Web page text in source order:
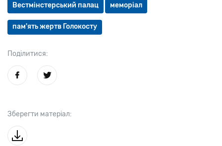
Вестмінстерський палац меморіал
пам'ять жертв Голокосту
Поділитися:
Зберегти матеріал: